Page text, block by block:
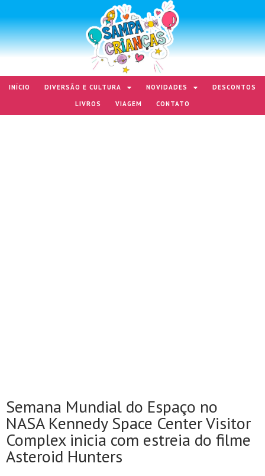
INÍCIO DIVERSÃO E CULTURA NOVIDADES
DESCONTOS
LIVROS
VIAGEM CONTATO
Semana Mundial do Espaço no
NASA Kennedy Space Center Visitor
Complex inicia com estreia do filme
Asteroid Hunters